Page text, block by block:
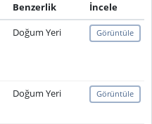
Benzerlik
İncele
Doğum Yeri Görüntüle
Doğum Yeri Görüntüle